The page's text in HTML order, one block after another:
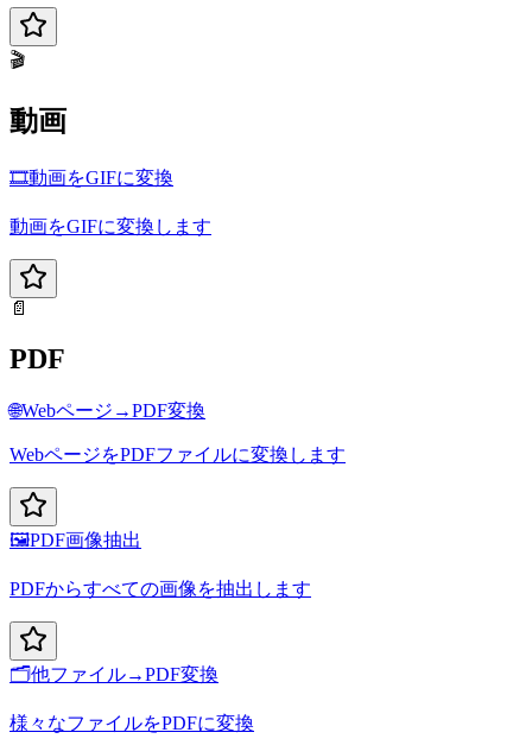
🎬
動画
🎞️動画をGIFに変換
動画をGIFに変換します
📄
PDF
🌐Webページ→PDF変換
WebページをPDFファイルに変換します
🖼️PDF画像抽出
PDFからすべての画像を抽出します
🗂️他ファイル→PDF変換
様々なファイルをPDFに変換